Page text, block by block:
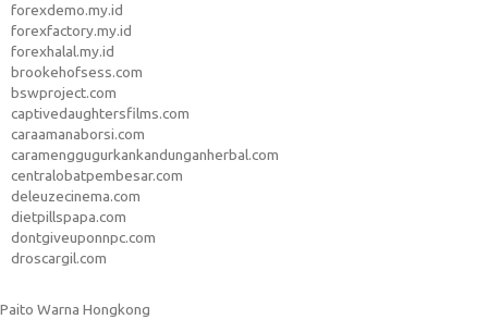
forexdemo.my.id
forexfactory.my.id
forexhalal.my.id
brookehofsess.com
bswproject.com
captivedaughtersfilms.com
caraamanaborsi.com
caramenggugurkankandunganherbal.com
centralobatpembesar.com
deleuzecinema.com
dietpillspapa.com
dontgiveuponnpc.com
droscargil.com
Paito Warna Hongkong